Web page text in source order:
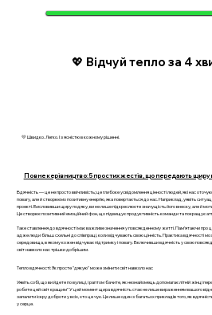
💖 Відчуй тепло за 4
💛 Швидко. Легко. І з ясністю в кожному рішенні.
Повне керівництво: 5 простих жестів, що передають щиру
Вдячність — це не просто ввічливість; це глибоке усвідомлення цінності людей, які нас
повагу, але й створюємо позитивну енергію, яка повертається до нас. Наприклад, уявіть
проекті. Висловивши щиру подяку, ви не лише підкреслюєте значущість його внеску, але й
Це створює позитивний емоційний фон, що підвищує продуктивність команди та покращує
Таке ставлення до вдячності має важливе значення у повсякденному житті. Пам’ятаючи про
адже люди більш схильні до співпраці, коли відчувають свою цінність. Практика вдячності
середовища, в якому кожен відчуває підтримку і повагу. Включивши вдячність у свою
світ навколо нас трішки добрішим.
Тепло вдячності: Як просте "дякую" може змінити світ навколо нас
Уявіть собі, що ви йдете по вулиці, і раптом бачите, як незнайомець допомагає літній жінці
робите цей світ кращим" У цей момент щира вдячність стає не лише вираженням вашого
запалити іскру доброти у всіх, хто це чує. Це лише один з багатьох прикладів того, як
у серце.